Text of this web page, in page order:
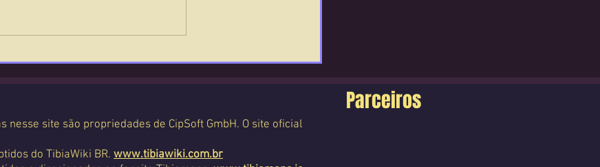
Parceiros
nesse site são propriedades de CipSoft GmbH. O site oficial
do TibiaWiki BR. www.tibiawiki.com.br